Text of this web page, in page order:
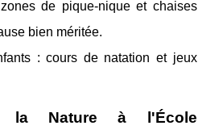
de pique-nique et chaises
bien méritée.
: cours de natation et jeux
la Nature à l'École